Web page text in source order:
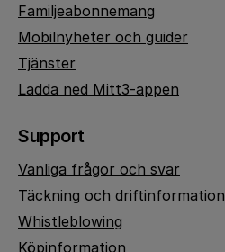
Familjeabonnemang
Mobilnyheter och guider
Tjänster
Ladda ned Mitt3-appen
Support
Vanliga frågor och svar
Täckning och driftinformation
Whistleblowing
Köpinformation